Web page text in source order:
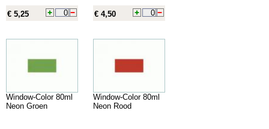
€ 5,25 € 4,50
Window-Color 80ml
Neon Groen
Window-Color 80ml
Neon Rood